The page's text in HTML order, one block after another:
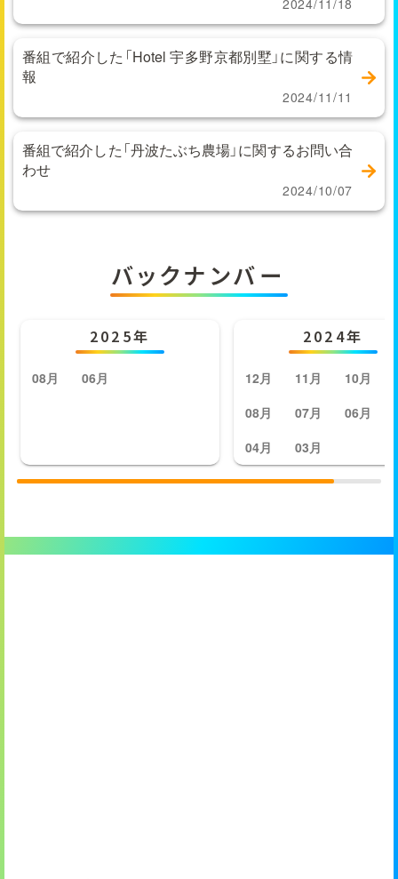
2024/11/18
番組で紹介した「Hotel 宇多野京都別墅」に関する情
報
2024/11/11
番組で紹介した「丹波たぶち農場」に関するお問い合
わせ
2024/10/07
バックナンバー
2025年
08月 06月
2024年
12月 11月 10月
08月
07月 06月
04月
03月